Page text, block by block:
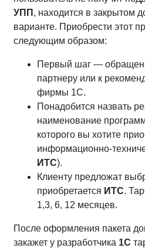
УПП , находится в закрытом
варианте. Приобрести этот
следующим образом:
Первый шаг —
партнеру или к
фирмы 1С.
Понадобится назвать
наименование
которого вы хотите
информационно-
ИТС).
Клиенту предложат
приобретается ИТС.
1,3, 6, 12 месяцев.
После оформления пакета
закажет у разработчика 1С